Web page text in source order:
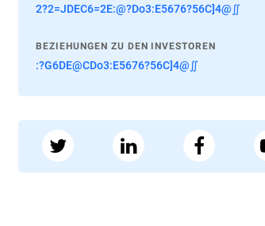
2?2=JDEC6=2E:@?Do3:E5676?56C]4@∬
BEZIEHUNGEN ZU DEN INVESTOREN
:?G6DE@CDo3:E5676?56C]4@∬